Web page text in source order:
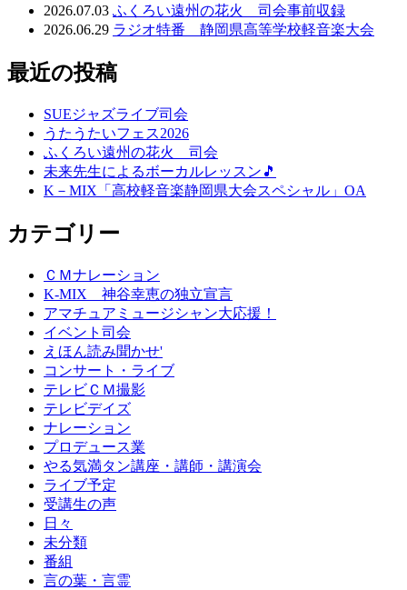
2026.07.03 ふくろい遠州の花火 司会事前収録
2026.06.29 ラジオ特番 静岡県高等学校軽音楽大会
最近の投稿
SUEジャズライブ司会
うたうたいフェス2026
ふくろい遠州の花火 司会
未来先生によるボーカルレッスン🎵
K－MIX「高校軽音楽静岡県大会スペシャル」OA
カテゴリー
ＣＭナレーション
K-MIX 神谷幸恵の独立宣言
アマチュアミュージシャン大応援！
イベント司会
えほん読み聞かせ'
コンサート・ライブ
テレビＣＭ撮影
テレビデイズ
ナレーション
プロデュース業
やる気満タン講座・講師・講演会
ライブ予定
受講生の声
日々
未分類
番組
言の葉・言霊